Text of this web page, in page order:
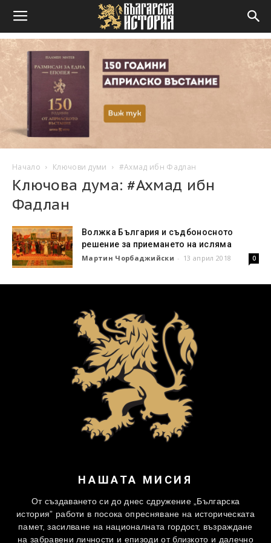
Начало Ключови думи #Ахмад ибн Фадлан
Ключова дума: #Ахмад ибн
Фадлан
Волжка България и съдбоносното
решение за приемането на исляма
Мартин Чорбаджийски - 13 април 2018 0
НАШАТА МИСИЯ
От създаването си до днес сдружение „Българска
история” работи в посока опресняване на историческата
памет, засилване на националната гордост, възраждане
на забравени личности и епизоди от близкото и далечно